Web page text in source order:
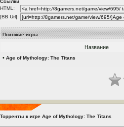
Ссылки
HTML:
[BB Url]:
Похожие игры
Название
• Age of Mythology: The Titans
Торренты к игре Age of Mythology: The Titans